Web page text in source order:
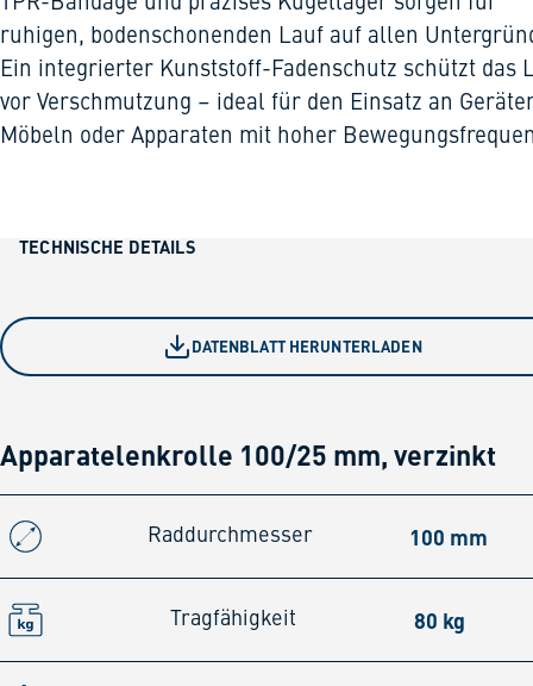
ruhigen, bodenschonenden Lauf auf allen
Ein integrierter Kunststoff-Fadenschutz schützt das
vor Verschmutzung – ideal für den Einsatz an
Möbeln oder Apparaten mit hoher
TECHNISCHE DETAILS
DATENBLATT HERUNTERLADEN
Apparatelenkrolle 100/25 mm, verzinkt
Raddurchmesser 100 mm
Tragfähigkeit 80 kg